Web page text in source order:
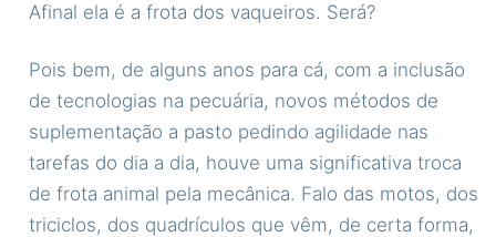
Afinal ela é a frota dos vaqueiros. Será?
Pois bem, de alguns anos para cá, com a inclusão
de tecnologias na pecuária, novos métodos de
suplementação a pasto pedindo agilidade nas
tarefas do dia a dia, houve uma significativa troca
de frota animal pela mecânica. Falo das motos, dos
triciclos, dos quadrículos que vêm, de certa forma,